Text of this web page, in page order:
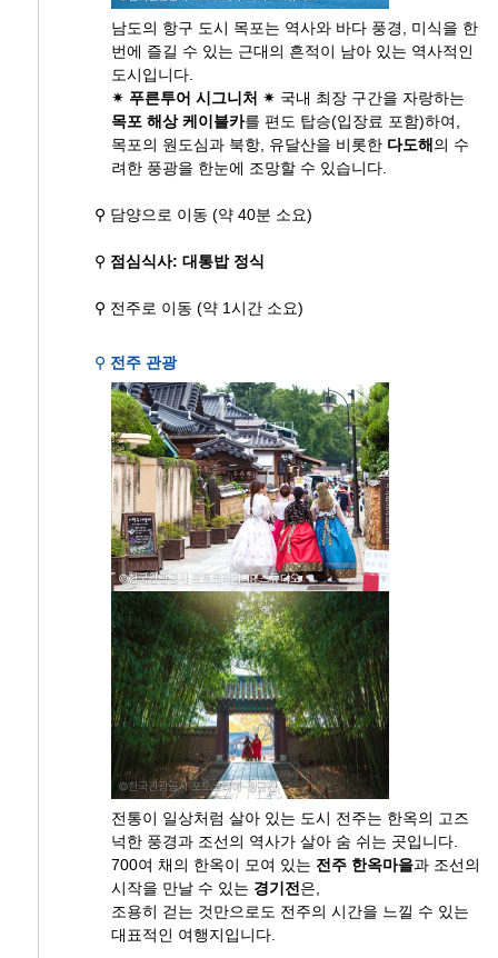
남도의 항구 도시 목포는 역사와 바다 풍경, 미식을 한
번에 즐길 수 있는 근대의 흔적이 남아 있는 역사적인
도시입니다.
✴ 푸른투어 시그니처 ✴ 국내 최장 구간을 자랑하는
목포 해상 케이블카를 편도 탑승(입장료 포함)하여,
목포의 원도심과 북항, 유달산을 비롯한 다도해 의 수
려한 풍광을 한눈에 조망할 수 있습니다.
⚲ 담양으로 이동 (약 40분 소요)
⚲ 점심식사: 대통밥 정식
⚲ 전주로 이동 (약 1시간 소요)
⚲ 전주 관광
전통이 일상처럼 살아 있는 도시 전주는 한옥의 고즈
넉한 풍경과 조선의 역사가 살아 숨 쉬는 곳입니다.
700여 채의 한옥이 모여 있는 전주 한옥마을과 조선의
시작을 만날 수 있는 경기전 은,
조용히 걷는 것만으로도 전주의 시간을 느낄 수 있는
대표적인 여행지입니다.